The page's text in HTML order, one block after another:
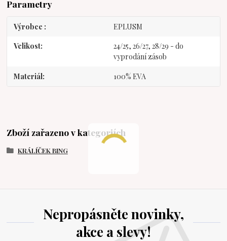
Parametry
Výrobce EPLUSM
Velikost
24/25, 26/27, 28/29 - do
vyprodání zásob
Materiál 100% EVA
Zboží zařazeno v kategoriích
KRÁLÍČEK BING
Nepropásněte novinky,
akce a slevy!